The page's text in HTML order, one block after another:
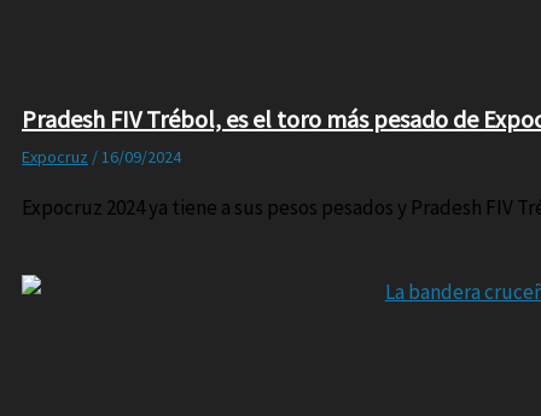
Pradesh FIV Trébol, es el toro más pesado de
Expocruz /16/09/2024
Expocruz 2024 ya tiene a sus pesos pesados y Pradesh